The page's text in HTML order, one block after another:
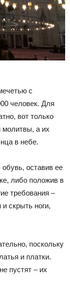
с
человек. Для
вот только
молитвы, а их
в небе.
оставив ее
либо положив в
требования –
скрыть ноги,
поскольку
и платки.
пустят – их